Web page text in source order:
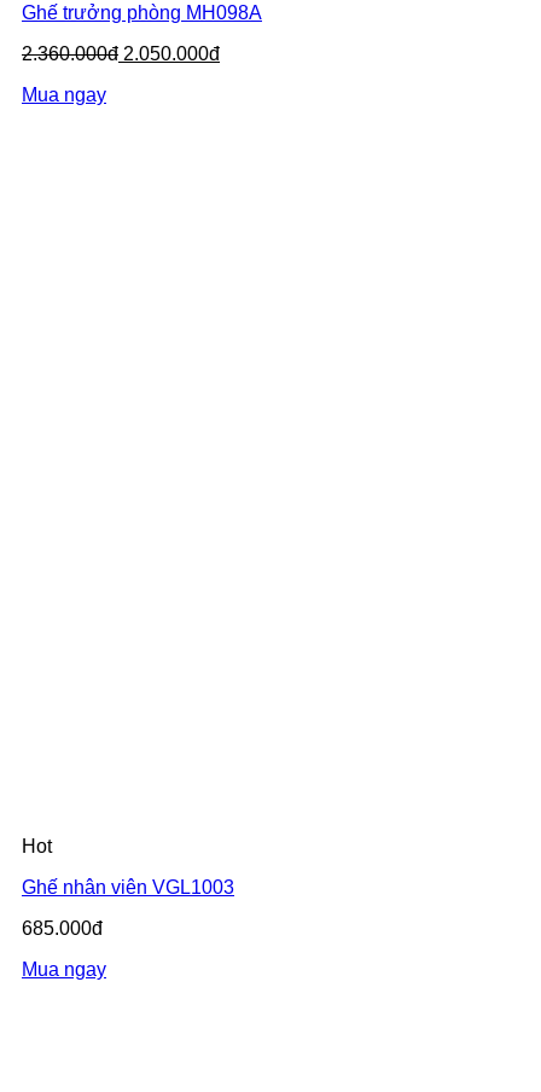
Ghế trưởng phòng MH098A
2.360.000đ 2.050.000đ
Mua ngay
Hot
Ghế nhân viên VGL1003
685.000đ
Mua ngay